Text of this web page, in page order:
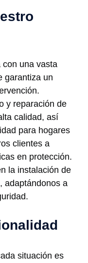
con una vasta
garantiza un
y reparación de
calidad, así
para hogares
clientes a
en protección.
la instalación de
adaptándonos a
situación es